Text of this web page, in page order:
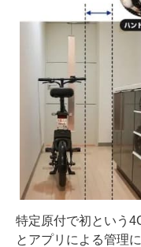
特定原付で初という
とアプリによる管理